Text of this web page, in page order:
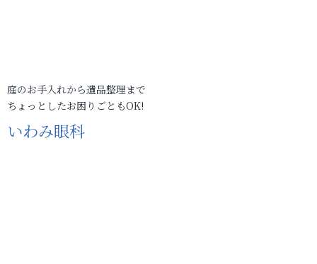
庭のお手入れから遺品整理まで
ちょっとしたお困りごともOK!
いわみ眼科